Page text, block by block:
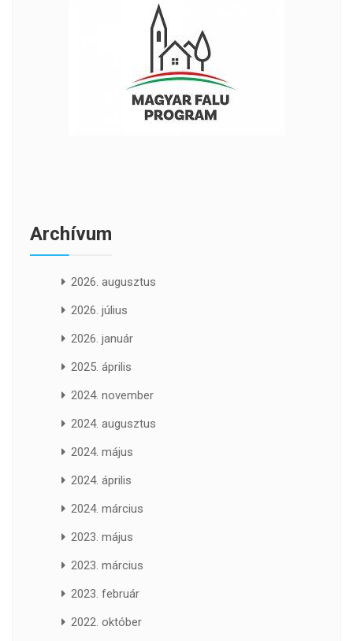
Archívum
2026. augusztus
2026. július
2026. január
2025. április
2024. november
2024. augusztus
2024. május
2024. április
2024. március
2023. május
2023. március
2023. február
2022. október